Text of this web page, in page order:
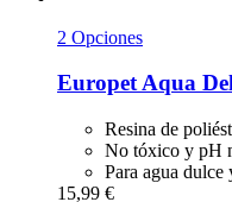
2 Opciones
EuropetAqua
Resina de
No tóxico y pH
Para agua dulce
15,99 €